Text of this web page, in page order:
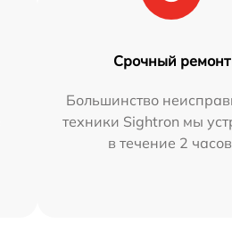
Срочный ремонт
Большинство
техники Sightron мы
в течение 2